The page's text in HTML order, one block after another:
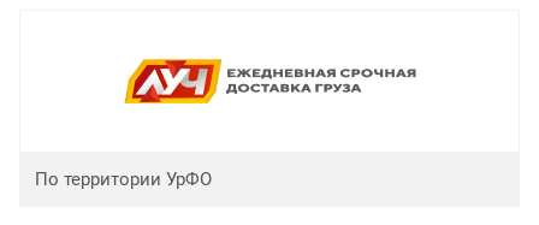
По территории УрФО